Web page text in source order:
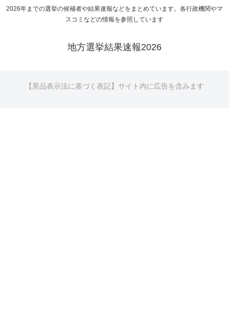
2026年までの選挙の候補者や結果速報などをまとめています。各行政機関やマ
スコミなどの情報を参照しています
地方選挙結果速報2026
【景品表示法に基づく表記】サイト内に広告を含みます